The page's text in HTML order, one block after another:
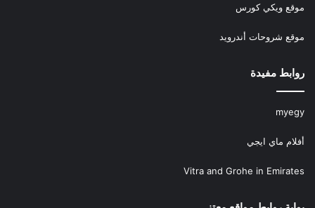
موقع ويكي كورس
موقع شروحات أندرويد
روابط مفيدة
myegy
أفلام ماي ايجي
Vitra and Grohe in Emirates